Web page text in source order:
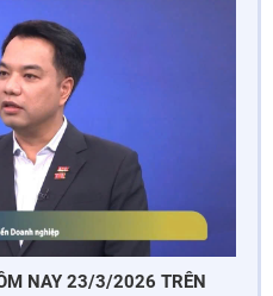
NAY 23/3/2026 TRÊN